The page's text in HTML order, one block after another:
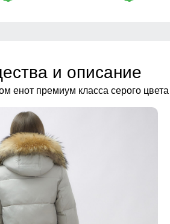
и описание
енот премиум класса серого